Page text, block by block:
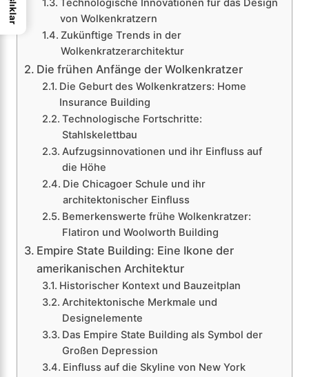
Technologische Innovationen für das Design
von Wolkenkratzern
Zukünftige Trends in der
Wolkenkratzerarchitektur
Die frühen Anfänge der Wolkenkratzer
Die Geburt des Wolkenkratzers: Home
Insurance Building
Technologische Fortschritte:
Stahlskelettbau
Aufzugsinnovationen und ihr Einfluss auf
die Höhe
Die Chicagoer Schule und ihr
architektonischer Einfluss
Bemerkenswerte frühe Wolkenkratzer:
Flatiron und Woolworth Building
Empire State Building: Eine Ikone der
amerikanischen Architektur
Historischer Kontext und Bauzeitplan
Architektonische Merkmale und
Designelemente
Das Empire State Building als Symbol der
Großen Depression
Einfluss auf die Skyline von New York